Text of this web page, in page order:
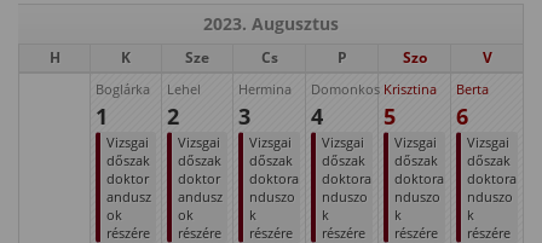
2023. Augusztus
H K Sze Cs P Szo V
Boglárka
1
Vizsgai
dőszak
doktor
andusz
ok
részére
Lehel
2
Vizsgai
dőszak
doktor
andusz
ok
részére
Hermina
3
Vizsgai
dőszak
doktora
nduszo
k
részére
Domonkos
4
Vizsgai
dőszak
doktora
nduszo
k
részére
Krisztina
5
Vizsgai
dőszak
doktora
nduszo
k
részére
Berta
6
Vizsgai
dőszak
doktora
nduszo
k
részére